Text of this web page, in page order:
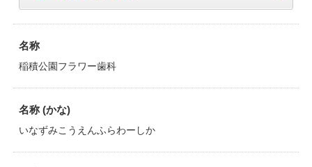
名称
稲積公園フラワー歯科
名称 (かな)
いなずみこうえんふらわーしか